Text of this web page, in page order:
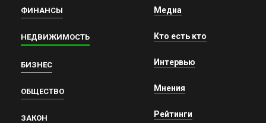
ФИНАНСЫ
НЕДВИЖИМОСТЬ
БИЗНЕС
ОБЩЕСТВО
ЗАКОН
Медиа
Кто есть кто
Интервью
Мнения
Рейтинги